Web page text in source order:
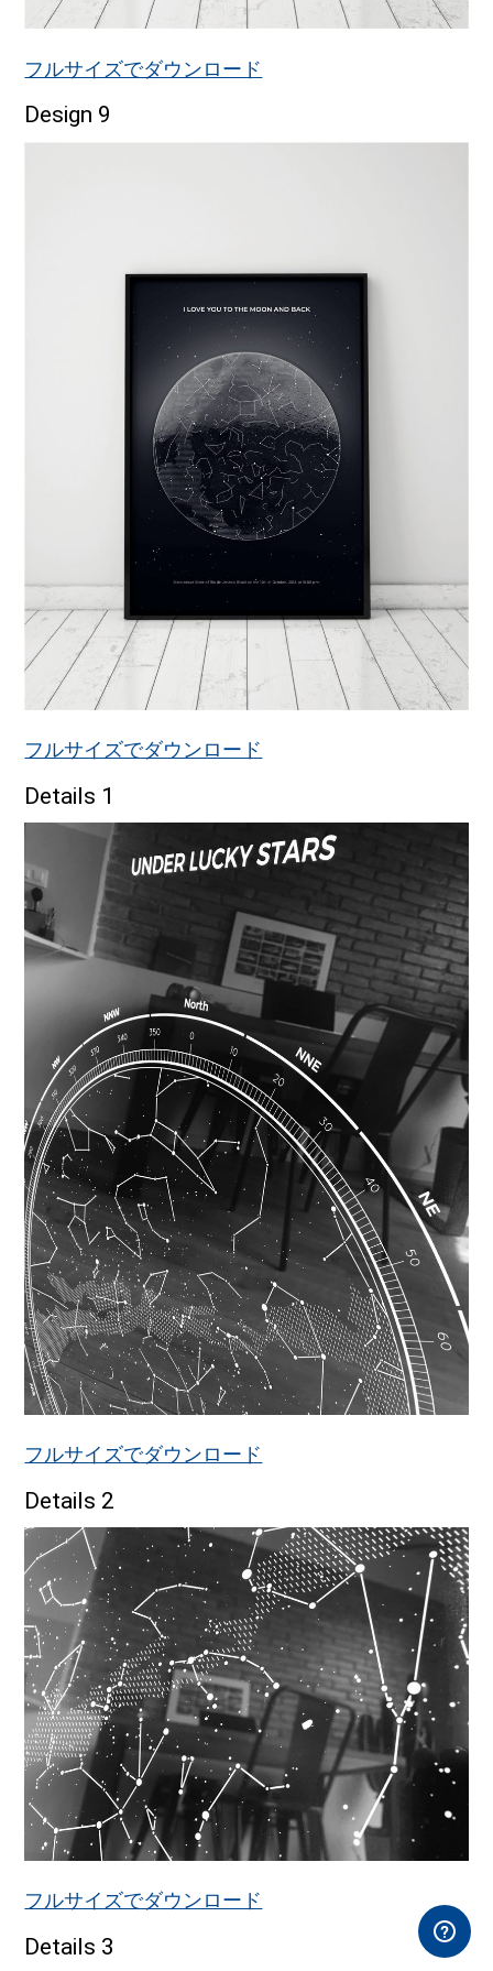
フルサイズでダウンロード
Design 9
フルサイズでダウンロード
Details 1
フルサイズでダウンロード
Details 2
フルサイズでダウンロード
Details 3